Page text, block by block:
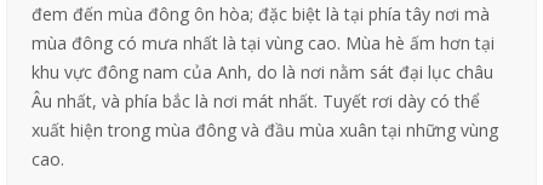
đem đến mùa đông ôn hòa; đặc biệt là tại phía tây nơi mà
mùa đông có mưa nhất là tại vùng cao. Mùa hè ấm hơn tại
khu vực đông nam của Anh, do là nơi nằm sát đại lục châu
Âu nhất, và phía bắc là nơi mát nhất. Tuyết rơi dày có thể
xuất hiện trong mùa đông và đầu mùa xuân tại những vùng
cao.